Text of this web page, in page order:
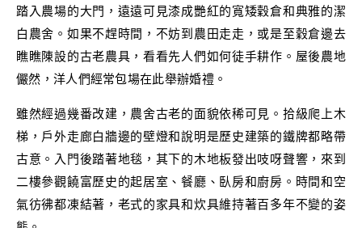
踏入農場的大門，遠遠可見漆成艷紅的寬矮穀倉和典雅的潔
白農舍。如果不趕時間，不妨到農田走走，或是至穀倉邊去
瞧瞧陳設的古老農具，看看先人們如何徒手耕作。屋後農地
儼然，洋人們經常包場在此舉辦婚禮。
雖然經過幾番改建，農舍古老的面貌依稀可見。拾級爬上木
梯，戶外走廊白牆邊的壁燈和說明是歷史建築的鐵牌都略帶
古意。入門後踏著地毯，其下的木地板發出吱呀聲響，來到
二樓參觀饒富歷史的起居室、餐廳、臥房和廚房。時間和空
氣彷彿都凍結著，老式的家具和炊具維持著百多年不變的姿